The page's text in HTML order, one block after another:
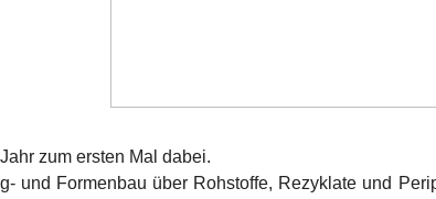
zum ersten Mal dabei.
und Formenbau über Rohstoffe, Rezyklate und